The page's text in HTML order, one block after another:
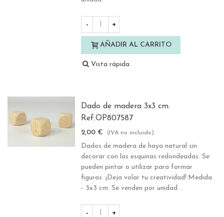
- +
AÑADIR AL CARRITO
Vista rápida
Dado de madera 3x3 cm.
Ref.OP807587
2,00 € (IVA no incluido)
Dados de madera de haya natural sin
decorar con las esquinas redondeadas. Se
pueden pintar o utilizar para formar
figuras. ¡Deja volar tu creatividad!.Medida
- 3x3 cm. Se venden por unidad. .
- +